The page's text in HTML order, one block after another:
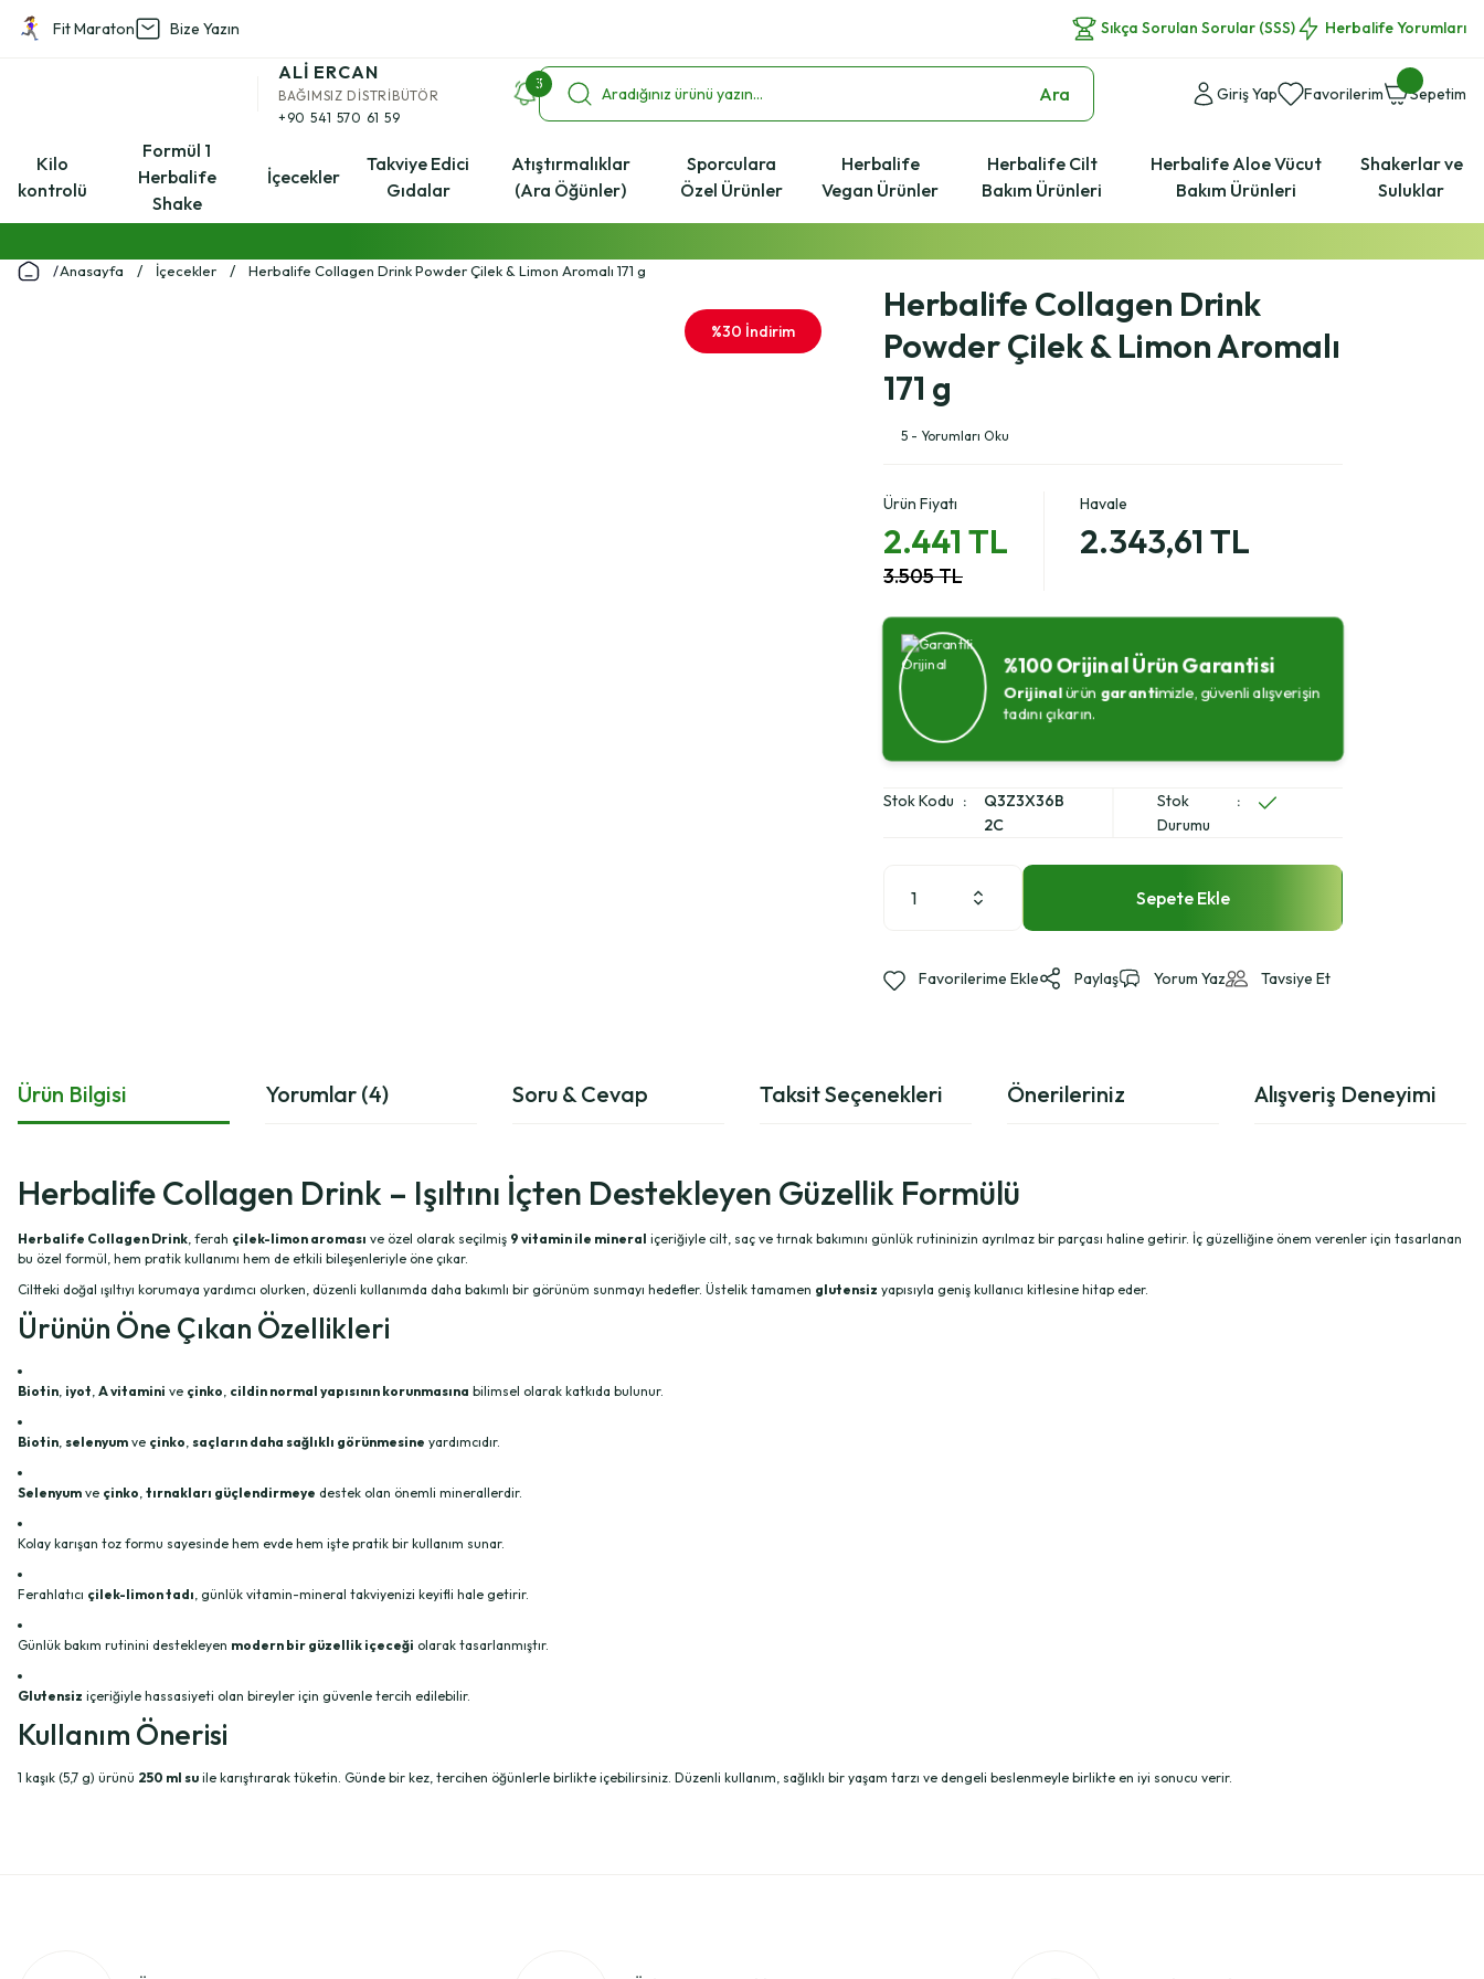
Fit Maraton Bize Yazın Sıkça Sorulan Sorular (SSS) Herbalife Yorumları
ALİ ERCAN
BAĞIMSIZ DİSTRİBÜTÖR
+90 541 570 61 59
3 Ara Giriş Yap Favorilerim Sepetim
Kilo
kontrolü
Formül 1
Herbalife
Shake
İçecekler
Takviye Edici
Gıdalar
Atıştırmalıklar
(Ara Öğünler)
Sporculara
Özel Ürünler
Herbalife
Vegan Ürünler
Herbalife Cilt
Bakım Ürünleri
Herbalife Aloe Vücut
Bakım Ürünleri
Shakerlar ve
Suluklar
2000 ₺ ve Üzeri Alışverişlerde Kargo Bedava!
%4 Havale İndirim Fırsatı
Ücretsiz Uzman Koçluk Desteği
Aşağı Kilo Kontrol Setleri
Yukarı Kilo Kontrol Setleri
Anasayfa İçecekler Herbalife Collagen Drink Powder Çilek & Limon Aromalı 171 g
%30 İndirim
Herbalife Collagen Drink
Powder Çilek & Limon Aromalı
171 g
5 - Yorumları Oku
Ürün Fiyatı
2.441 TL
3.505 TL
Havale
2.343,61 TL
%100 Orijinal Ürün Garantisi
Orijinalürün garantimizle, güvenli alışverişin
tadını çıkarın.
Stok Kodu
Q3Z3X36B
2C
Stok
Durumu
Sepete Ekle
Paylaş Yorum Yaz Tavsiye Et
Ürün Bilgisi Yorumlar (4) Soru & Cevap Taksit Seçenekleri Önerileriniz Alışveriş Deneyimi
Herbalife Collagen Drink – Işıltını İçten Destekleyen Güzellik Formülü
Herbalife Collagen Drink , ferah çilek-limon aroması ve özel olarak seçilmiş 9 vitamin ile mineral içeriğiyle cilt, saç ve tırnak bakımını günlük rutininizin ayrılmaz bir parçası haline getirir. İç güzelliğine önem verenler için tasarlanan
bu özel formül, hem pratik kullanımı hem de etkili bileşenleriyle öne çıkar.
Ciltteki doğal ışıltıyı korumaya yardımcı olurken, düzenli kullanımda daha bakımlı bir görünüm sunmayı hedefler. Üstelik tamamen glutensiz yapısıyla geniş kullanıcı kitlesine hitap eder.
Ürünün Öne Çıkan Özellikleri
Biotin iyot A vitamini ve çinko cildin normal yapısının korunmasına bilimsel olarak katkıda bulunur.
Biotin selen­yum ve çinko saçların daha sağlıklı görünmesine yardımcıdır.
Selenyum ve çinko tırnakları güçlendirmeye destek olan önemli minerallerdir.
Kolay karışan toz formu sayesinde hem evde hem işte pratik bir kullanım sunar.
Ferahlatıcı çilek-limon tadı , günlük vitamin-mineral takviyenizi keyifli hale getirir.
Günlük bakım rutinini destekleyen modern bir güzellik içeceği olarak tasarlanmıştır.
Glutensiz içeriğiyle hassasiyeti olan bireyler için güvenle tercih edilebilir.
Kullanım Önerisi
1 kaşık (5,7 g) ürünü 250 ml su ile karıştırarak tüketin. Günde bir kez, tercihen öğünlerle birlikte içebilirsiniz. Düzenli kullanım, sağlıklı bir yaşam tarzı ve dengeli beslenmeyle birlikte en iyi sonucu verir.